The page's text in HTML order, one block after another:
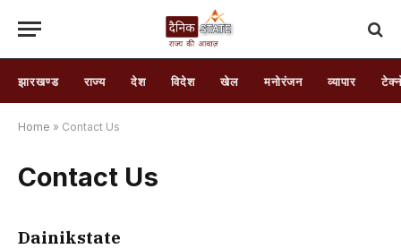
झारखण्ड राज्य देश विदेश खेल मनोरंजन व्यापार
Home » Contact Us
Contact Us
Dainikstate